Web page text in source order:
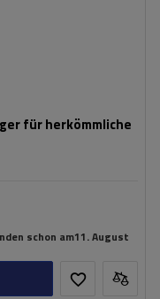
für herkömmliche
schon am11. August